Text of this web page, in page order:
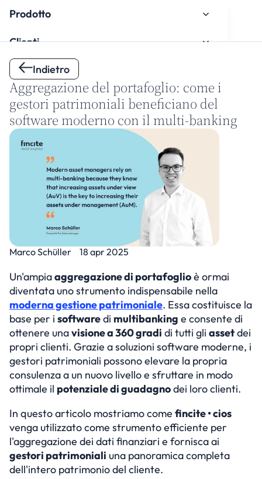
Indietro
Aggregazione del portafoglio: come i
gestori patrimoniali beneficiano del
software moderno con il multi-banking
Marco Schüller 18 apr 2025
Un'ampia aggregazione di portafoglio è ormai
moderna gestione patrimoniale. Essa costituisce la
base per i software di multibanking e consente di
ottenere una visione a 360 gradi di tutti gli asset dei
propri clienti. Grazie a soluzioni software moderne, i
gestori patrimoniali possono elevare la propria
consulenza a un nuovo livello e sfruttare in modo
ottimale il potenziale di guadagno dei loro clienti.
In questo articolo mostriamo come fincite • cios
venga utilizzato come strumento efficiente per
gestori patrimoniali una panoramica completa
dell'intero patrimonio del cliente.
Prodotto
Clienti
Chi siamo
Centro di Conoscenza
Onboarding
Guarda il tutorial di onboarding
Contatti
Select Language